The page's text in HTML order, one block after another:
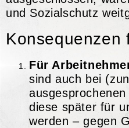
und Sozialschutz
Konsequenzen
Für
sind auch bei
diese später für
werden – gegen